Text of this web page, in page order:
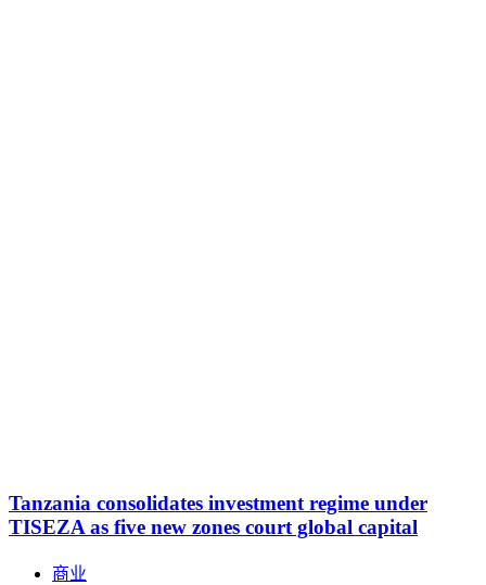
Tanzania consolidates investment regime under
TISEZA as five new zones court global capital
商业